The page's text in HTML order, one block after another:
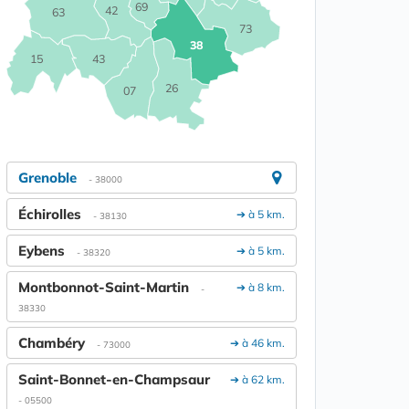
07
15
26
38
42
43
63
69
73
Grenoble - 38000
➔ à 5 km.
Échirolles - 38130
➔ à 5 km.
Eybens - 38320
➔ à 8 km.
Montbonnot-Saint-Martin
-
38330
➔ à 46 km.
Chambéry - 73000
➔ à 62 km.
Saint-Bonnet-en-Champsaur
- 05500